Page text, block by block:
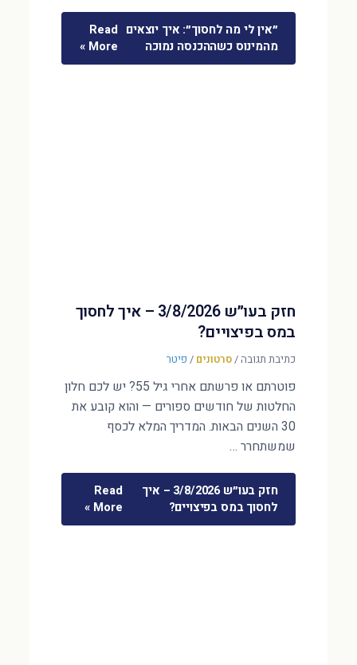
״אין לי מה לחסוך״: איך יוצאים
מהמינוס כשההכנסה נמוכה
Read
More »
חזק בעו״ש 3/8/2026 – איך לחסוך
במס בפיצויים?
כתיבת תגובה/סרטונים / פיטר
פוטרתם או פרשתם אחרי גיל 55? יש לכם חלון
החלטות של חודשים ספורים — והוא קובע את
30 השנים הבאות. המדריך המלא לכסף
שמשתחרר …
חזק בעו״ש 3/8/2026 – איך
לחסוך במס בפיצויים?
Read
More »